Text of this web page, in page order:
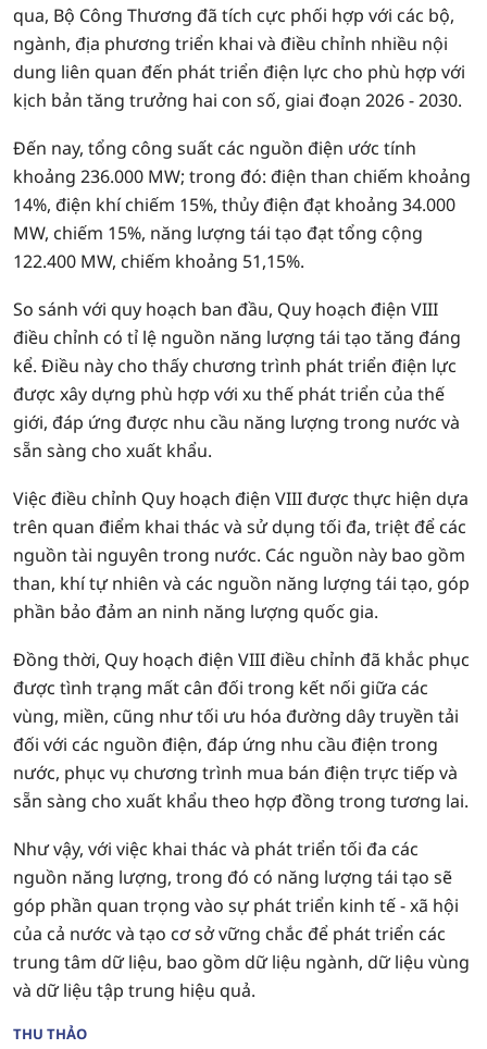
qua, Bộ Công Thương đã tích cực phối hợp với các bộ,
ngành, địa phương triển khai và điều chỉnh nhiều nội
dung liên quan đến phát triển điện lực cho phù hợp với
kịch bản tăng trưởng hai con số, giai đoạn 2026 - 2030.
Đến nay, tổng công suất các nguồn điện ước tính
khoảng 236.000 MW; trong đó: điện than chiếm khoảng
14%, điện khí chiếm 15%, thủy điện đạt khoảng 34.000
MW, chiếm 15%, năng lượng tái tạo đạt tổng cộng
122.400 MW, chiếm khoảng 51,15%.
So sánh với quy hoạch ban đầu, Quy hoạch điện VIII
điều chỉnh có tỉ lệ nguồn năng lượng tái tạo tăng đáng
kể. Điều này cho thấy chương trình phát triển điện lực
được xây dựng phù hợp với xu thế phát triển của thế
giới, đáp ứng được nhu cầu năng lượng trong nước và
sẵn sàng cho xuất khẩu.
Việc điều chỉnh Quy hoạch điện VIII được thực hiện dựa
trên quan điểm khai thác và sử dụng tối đa, triệt để các
nguồn tài nguyên trong nước. Các nguồn này bao gồm
than, khí tự nhiên và các nguồn năng lượng tái tạo, góp
phần bảo đảm an ninh năng lượng quốc gia.
Đồng thời, Quy hoạch điện VIII điều chỉnh đã khắc phục
được tình trạng mất cân đối trong kết nối giữa các
vùng, miền, cũng như tối ưu hóa đường dây truyền tải
đối với các nguồn điện, đáp ứng nhu cầu điện trong
nước, phục vụ chương trình mua bán điện trực tiếp và
sẵn sàng cho xuất khẩu theo hợp đồng trong tương lai.
Như vậy, với việc khai thác và phát triển tối đa các
nguồn năng lượng, trong đó có năng lượng tái tạo sẽ
góp phần quan trọng vào sự phát triển kinh tế - xã hội
của cả nước và tạo cơ sở vững chắc để phát triển các
trung tâm dữ liệu, bao gồm dữ liệu ngành, dữ liệu vùng
và dữ liệu tập trung hiệu quả.
THU THẢO